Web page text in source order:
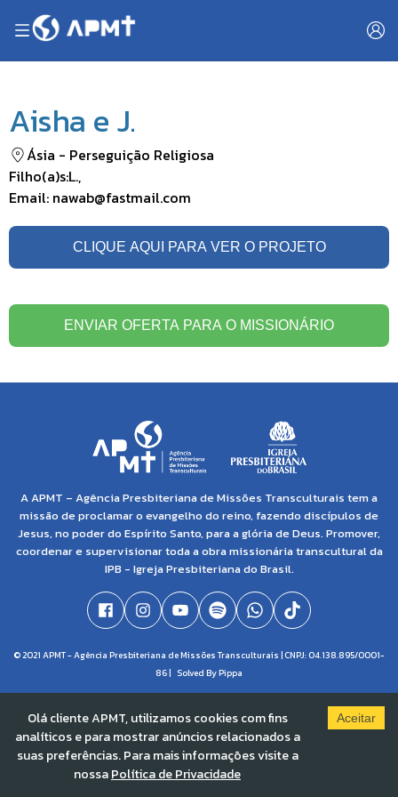
Aisha e J.
Ásia - Perseguição Religiosa
Filho(a)s:L.,
Email: nawab@fastmail.com
CLIQUE AQUI PARA VER O PROJETO
ENVIAR OFERTA PARA O MISSIONÁRIO
A APMT – Agência Presbiteriana de Missões Transculturais tem a
missão de proclamar o evangelho do reino, fazendo discípulos de
Jesus, no poder do Espírito Santo, para a glória de Deus. Promover,
coordenar e supervisionar toda a obra missionária transcultural da
IPB - Igreja Presbiteriana do Brasil.
© 2021 APMT - Agência Presbiteriana de Missões Transculturais | CNPJ: 04.138.895/0001-
86 | Solved By Pippa
Olá cliente APMT, utilizamos cookies com fins
analíticos e para mostrar anúncios relacionados a
suas preferências. Para mais informações visite a
nossaPolítica de Privacidade
Aceitar